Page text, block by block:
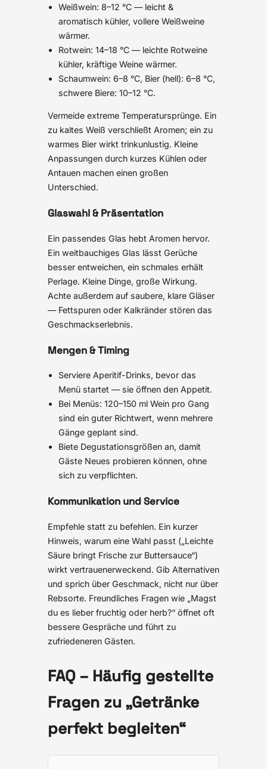
Weißwein: 8–12 °C — leicht &
aromatisch kühler, vollere Weißweine
wärmer.
Rotwein: 14–18 °C — leichte Rotweine
kühler, kräftige Weine wärmer.
Schaumwein: 6–8 °C, Bier (hell): 6–8 °C,
schwere Biere: 10–12 °C.
Vermeide extreme Temperatursprünge. Ein
zu kaltes Weiß verschließt Aromen; ein zu
warmes Bier wirkt trinkunlustig. Kleine
Anpassungen durch kurzes Kühlen oder
Antauen machen einen großen
Unterschied.
Glaswahl & Präsentation
Ein passendes Glas hebt Aromen hervor.
Ein weitbauchiges Glas lässt Gerüche
besser entweichen, ein schmales erhält
Perlage. Kleine Dinge, große Wirkung.
Achte außerdem auf saubere, klare Gläser
— Fettspuren oder Kalkränder stören das
Geschmackserlebnis.
Mengen & Timing
Serviere Aperitif-Drinks, bevor das
Menü startet — sie öffnen den Appetit.
Bei Menüs: 120–150 ml Wein pro Gang
sind ein guter Richtwert, wenn mehrere
Gänge geplant sind.
Biete Degustationsgrößen an, damit
Gäste Neues probieren können, ohne
sich zu verpflichten.
Kommunikation und Service
Empfehle statt zu befehlen. Ein kurzer
Hinweis, warum eine Wahl passt („Leichte
Säure bringt Frische zur Buttersauce“)
wirkt vertrauenerweckend. Gib Alternativen
und sprich über Geschmack, nicht nur über
Rebsorte. Freundliches Fragen wie „Magst
du es lieber fruchtig oder herb?“ öffnet oft
bessere Gespräche und führt zu
zufriedeneren Gästen.
FAQ – Häufig gestellte
Fragen zu „Getränke
perfekt begleiten“